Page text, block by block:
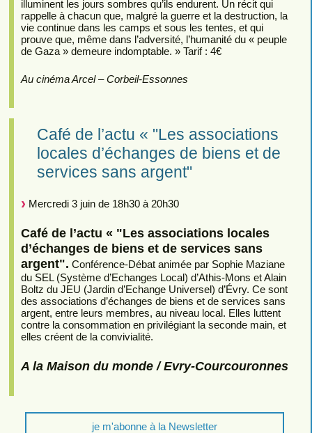
illuminent les jours sombres qu’ils endurent. Un récit qui
rappelle à chacun que, malgré la guerre et la destruction, la
vie continue dans les camps et sous les tentes, et qui
prouve que, même dans l’adversité, l’humanité du « peuple
de Gaza » demeure indomptable. » Tarif : 4€
Au cinéma Arcel – Corbeil-Essonnes
Café de l’actu « "Les associations
locales d’échanges de biens et de
services sans argent"
Mercredi 3 juin de 18h30 à 20h30
Café de l’actu « "Les associations locales
d’échanges de biens et de services sans
argent". Conférence-Débat animée par Sophie Maziane
du SEL (Système d’Echanges Local) d’Athis-Mons et Alain
Boltz du JEU (Jardin d’Echange Universel) d’Évry. Ce sont
des associations d’échanges de biens et de services sans
argent, entre leurs membres, au niveau local. Elles luttent
contre la consommation en privilégiant la seconde main, et
elles créent de la convivialité.
A la Maison du monde / Evry-Courcouronnes
je m'abonne à la Newsletter